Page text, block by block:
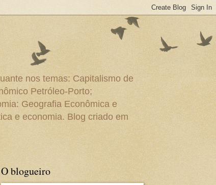
nos temas: Capitalismo de
Petróleo-Porto;
Geografia Econômica e
e economia. Blog criado em
O blogueiro